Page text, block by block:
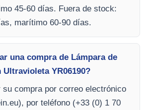
45-60 días. Fuera de stock:
marítimo 60-90 días.
una compra de Lámpara de
YR06190?
su compra por correo electrónico
), por teléfono (+33 (0) 1 70